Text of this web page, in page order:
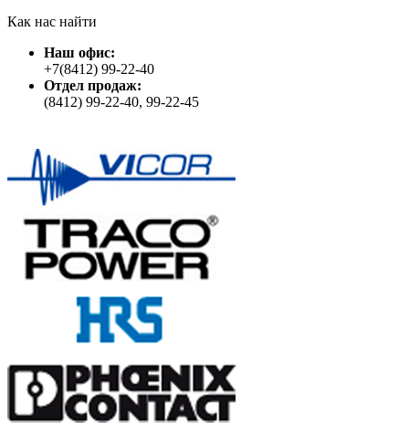
Как нас найти
Наш офис:
+7(8412) 99-22-40
Отдел продаж:
(8412) 99-22-40, 99-22-45